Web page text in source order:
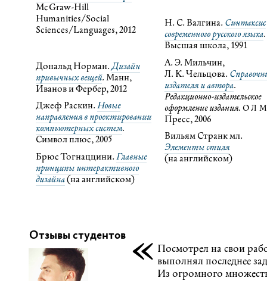
McGraw-Hill
Humanities/Social
Sciences/Languages, 2012
Дональд Норман.Дизайн
привычных вещей. Манн,
Иванов и Фербер, 2012
Джеф Раскин. Новые
направления в проектировании
компьютерных систем.
Символ плюс, 2005
Брюс Тогнаццини. Главные
принципы интерактивного
дизайна(на английском)
Н. С. Валгина. Синтаксис
современного русского языка.
Высшая школа, 1991
А. Э. Мильчин,
Л. К. Чельцова.
издателя и автора.
Редакционно-издательское
оформление издания.
Пресс, 2006
Вильям Странк мл.
Элементы стиля
(на английском)
Отзывы студентов « Посмотрел на свои
выполнял последнее
Из огромного